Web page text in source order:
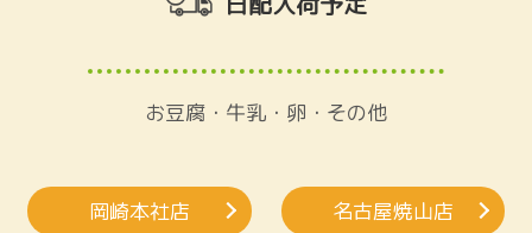
お豆腐・牛乳・卵・その他
岡崎本社店 名古屋焼山店